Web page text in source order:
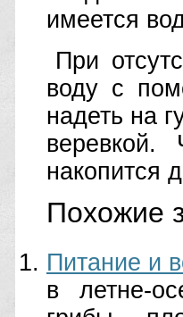
имеется
При
воду с
надеть на
веревкой.
накопится
Похожие
Питание и
в летне-